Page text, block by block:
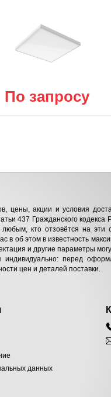
По запросу
цены, акции и условия
437 Гражданского
любым, кто отзовётся на эти
в об этом в известность
и другие параметры
индивидуально: перед
цен и деталей поставки.
данных